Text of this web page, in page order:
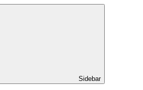
Sidebar